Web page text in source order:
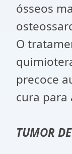
ósseos
O
precoce
cura para
TUMOR